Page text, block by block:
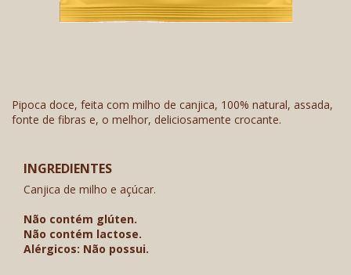
Pipoca doce, feita com milho de canjica, 100% natural, assada,
fonte de fibras e, o melhor, deliciosamente crocante.
INGREDIENTES
Canjica de milho e açúcar.
Não contém glúten.
Não contém lactose.
Alérgicos: Não possui.